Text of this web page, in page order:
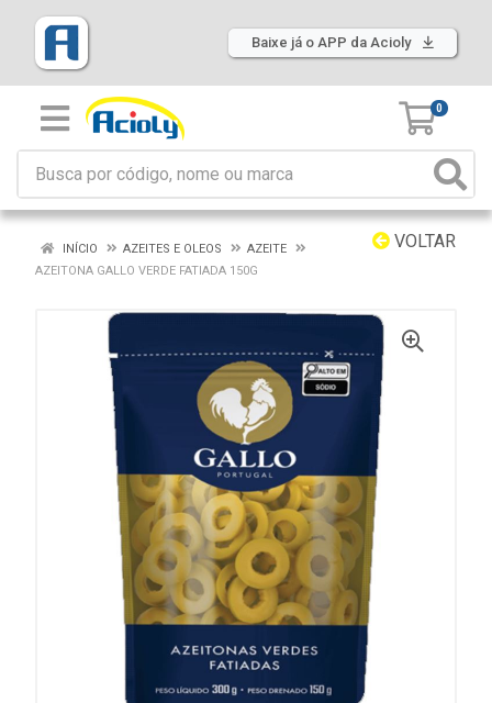
Baixe já o APP da Acioly
0
VOLTAR
INÍCIO AZEITES E OLEOS
AZEITE
AZEITONA GALLO VERDE FATIADA 150G